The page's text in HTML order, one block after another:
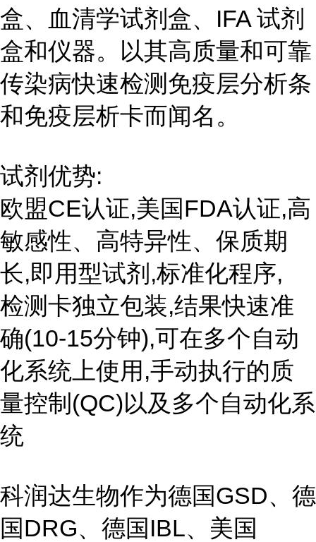
盒、血清学试剂盒、IFA 试剂
盒和仪器。以其高质量和可靠
传染病快速检测免疫层分析条
和免疫层析卡而闻名。
试剂优势:
欧盟CE认证,美国FDA认证,高
敏感性、高特异性、保质期
长,即用型试剂,标准化程序,
检测卡独立包装,结果快速准
确(10-15分钟),可在多个自动
化系统上使用,手动执行的质
量控制(QC)以及多个自动化系
统
科润达生物作为德国GSD、德
国DRG、德国IBL、美国